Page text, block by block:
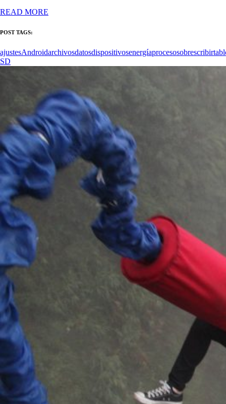
READ MORE
POST TAGS:
ajustesAndroidarchivosdatosdispositivosenergíaprocesosobrescribir
SD